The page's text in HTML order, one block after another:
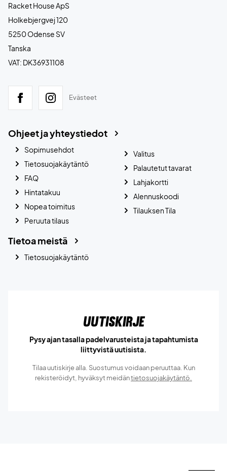
Racket House ApS
Holkebjergvej 120
5250 Odense SV
Tanska
VAT: DK36931108
Evästeet
Ohjeet ja yhteystiedot
Sopimusehdot
Tietosuojakäytäntö
FAQ
Hintatakuu
Nopea toimitus
Peruuta tilaus
Valitus
Palautetut tavarat
Lahjakortti
Alennuskoodi
Tilauksen Tila
Tietoa meistä
Tietosuojakäytäntö
Uutiskirje
Pysy ajan tasalla padelvarusteista ja tapahtumista
liittyvistä uutisista.
Tilaa uutiskirje alla. Suostumus voidaan peruuttaa. Kun
rekisteröidyt, hyväksyt meidäntietosuojakäytäntö.